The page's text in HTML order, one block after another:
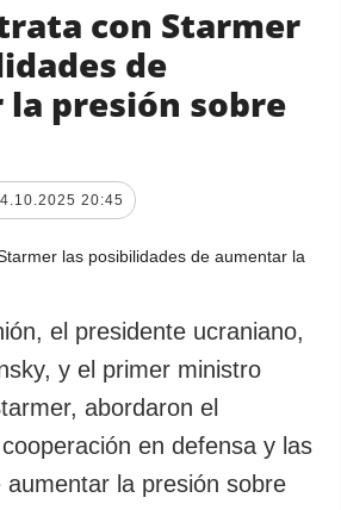
con Starmer
de
presión sobre
20:45
el presidente ucraniano,
y el primer ministro
abordaron el
en defensa y las
aumentar la presión sobre